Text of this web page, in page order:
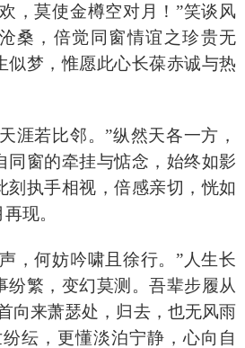
，莫使金樽空对月！”笑谈风
桑，倍觉同窗情谊之珍贵无
似梦，惟愿此心长葆赤诚与热
涯若比邻。”纵然天各一方，
同窗的牵挂与惦念，始终如影
刻执手相视，倍感亲切，恍如
现。
，何妨吟啸且徐行。”人生长
纷繁，变幻莫测。吾辈步履从
向来萧瑟处，归去，也无风雨
纭，更懂淡泊宁静，心向自